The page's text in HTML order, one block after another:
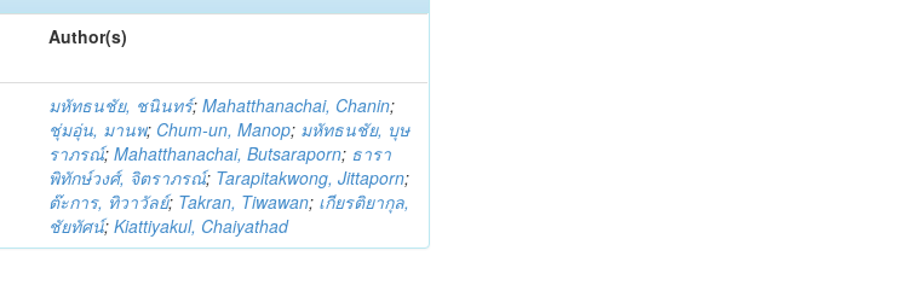
Author(s)
มหัทธนชัย, ชนินทร์;Mahatthanachai, Chanin;
ชุ่มอุ่น, มานพ; Chum-un, Manop; มหัทธนชัย, บุษ
ราภรณ์;Mahatthanachai, Butsaraporn; ธารา
พิทักษ์วงศ์, จิตราภรณ์; Tarapitakwong, Jittaporn;
ต๊ะการ, ทิวาวัลย์; Takran, Tiwawan; เกียรติยากุล,
ชัยทัศน์;Kiattiyakul, Chaiyathad